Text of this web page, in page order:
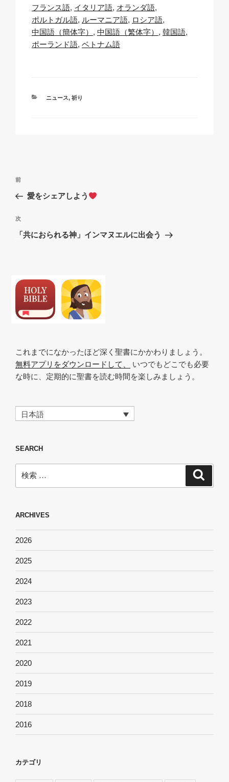
Li
n
k
b
o
o
A
p
p
c
h
フランス語 イタリア語 オランダ語
ポルトガル語 ルーマニア語 ロシア語
中国語（簡体字）
中国語（繁体字）
韓国語
ポーランド語 ベトナム語
カ
ニュース, 祈り
投
ナ
ビ
ゲ
ン
過
去
投
稿
前
愛をシェアしよう
次
の
次
「共におられる神」インマヌエルに出会う
これまでになかったほど深く聖書にかかわりましょう。
無料アプリをダウンロードして、
いつでもどこでも必要
な時に、定期的に聖書を読む時間を楽しみましょう。
日本語
SEARCH
索:
ARCHIVES
2026
2025
2024
2023
2022
2021
2020
2019
2018
2016
カテゴリ